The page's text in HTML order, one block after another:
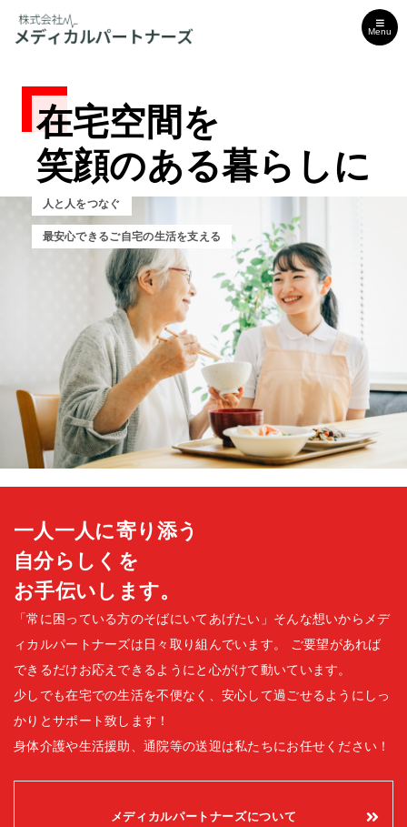
Menu
在宅空間を
笑顔のある暮らしに
人と人をつなぐ
最安心できるご自宅の生活を支える
在宅空間を
笑顔のある暮らしに
人と人をつなぐ
安心できるご自宅の生活を支える
在宅空間を
笑顔のある暮らしに
人と人をつなぐ
安心できるご自宅の生活を支える
一人一人に寄り添う
自分らしくを
お手伝いします。
「常に困っている方のそばにいてあげたい」そんな想いからメデ
ィカルパートナーズは日々取り組んでいます。
ご要望があれば
できるだけお応えできるようにと心がけて動いています。
少しでも在宅での生活を不便なく、安心して過ごせるようにしっ
かりとサポート致します！
身体介護や生活援助、通院等の送迎は私たちにお任せください！
メディカルパートナーズについて